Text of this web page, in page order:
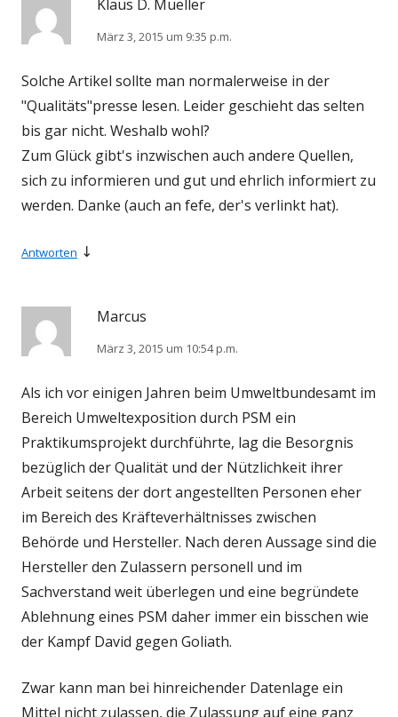
Klaus D. Mueller
März 3, 2015 um 9:35 p.m.
Solche Artikel sollte man normalerweise in der
"Qualitäts"presse lesen. Leider geschieht das selten
bis gar nicht. Weshalb wohl?
Zum Glück gibt's inzwischen auch andere Quellen,
sich zu informieren und gut und ehrlich informiert zu
werden. Danke (auch an fefe, der's verlinkt hat).
Antworten ↓
Marcus
März 3, 2015 um 10:54 p.m.
Als ich vor einigen Jahren beim Umweltbundesamt im
Bereich Umweltexposition durch PSM ein
Praktikumsprojekt durchführte, lag die Besorgnis
bezüglich der Qualität und der Nützlichkeit ihrer
Arbeit seitens der dort angestellten Personen eher
im Bereich des Kräfteverhältnisses zwischen
Behörde und Hersteller. Nach deren Aussage sind die
Hersteller den Zulassern personell und im
Sachverstand weit überlegen und eine begründete
Ablehnung eines PSM daher immer ein bisschen wie
der Kampf David gegen Goliath.
Zwar kann man bei hinreichender Datenlage ein
Mittel nicht zulassen, die Zulassung auf eine ganz